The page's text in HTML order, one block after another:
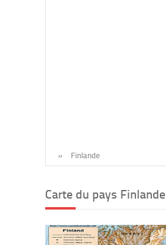
» Finlande
Carte du pays Finlande